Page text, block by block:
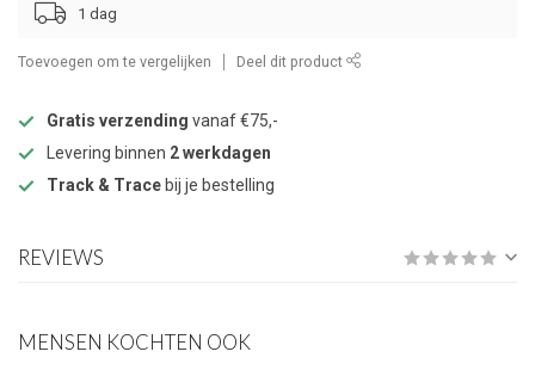
1 dag
Toevoegen om te vergelijken Deel dit product
Gratis verzending vanaf €75,-
Levering binnen 2 werkdagen
Track & Trace bij je bestelling
REVIEWS
MENSEN KOCHTEN OOK